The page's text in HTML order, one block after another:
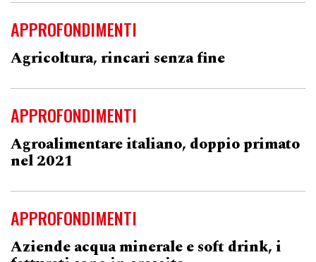
APPROFONDIMENTI
Agricoltura, rincari senza fine
APPROFONDIMENTI
Agroalimentare italiano, doppio primato
nel 2021
APPROFONDIMENTI
Aziende acqua minerale e soft drink, i